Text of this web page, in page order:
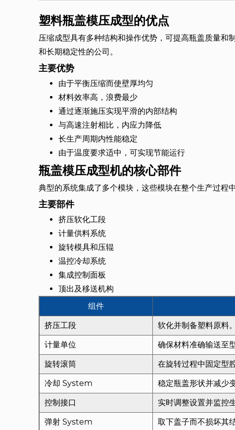
塑料瓶盖模压成型的优点
压缩成型具有多种结构和操作优势，可提高瓶盖质量和
和长期稳定性的公司。
主要优势
由于平衡压缩而使壁厚均匀
材料效率高，浪费最少
通过逐渐施压实现平滑的内部结构
与高速注射相比，内应力降低
长生产周期内性能稳定
由于温度要求适中，可实现节能运行
瓶盖模压成型机的核心部件
典型的系统集成了多个模块，这些模块在整个生产过程中
主要部件
挤压软化工段
计量供料系统
旋转模具和压辊
温控冷却系统
集成控制面板
顶出及移送机构
组件
挤压工段 软化并制备塑料原料。
计量单位 确保材料准确输送至型
旋转滚筒 在旋转过程中固定型
冷却 System 稳定瓶盖形状并减少变
控制接口 实时调整设置并监控生
弹射 System 取下盖子而不损坏其结